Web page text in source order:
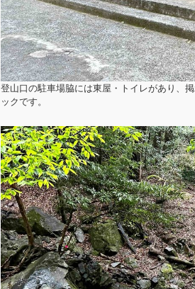
登山口の駐車場脇には東屋・トイレがあり、
ックです。